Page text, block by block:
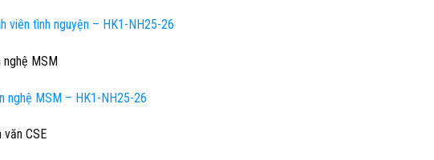
viên tình nguyện – HK1-NH25-26
nghệ MSM
nghệ MSM – HK1-NH25-26
văn CSE